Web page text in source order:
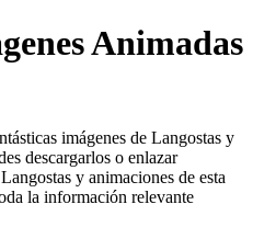
Animadas
imágenes de Langostas y
descargarlos o enlazar
y animaciones de esta
la información relevante